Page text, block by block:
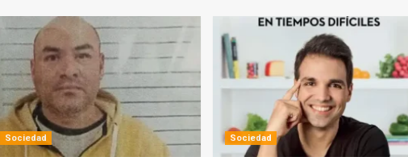
Sociedad Sociedad